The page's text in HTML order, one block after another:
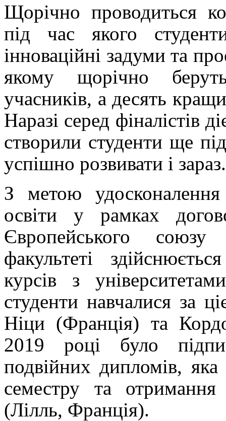
Щорічно проводиться
під час якого
інноваційні задуми та
якому щорічно
учасників, а десять
Наразі серед фіналістів
створили студенти ще
успішно розвивати і зараз.
З метою удосконалення
освіти у рамках
Європейського
факультеті
курсів з
студенти навчалися за
Ніци (Франція) та
2019 році було
подвійних дипломів,
семестру та
(Лілль, Франція).